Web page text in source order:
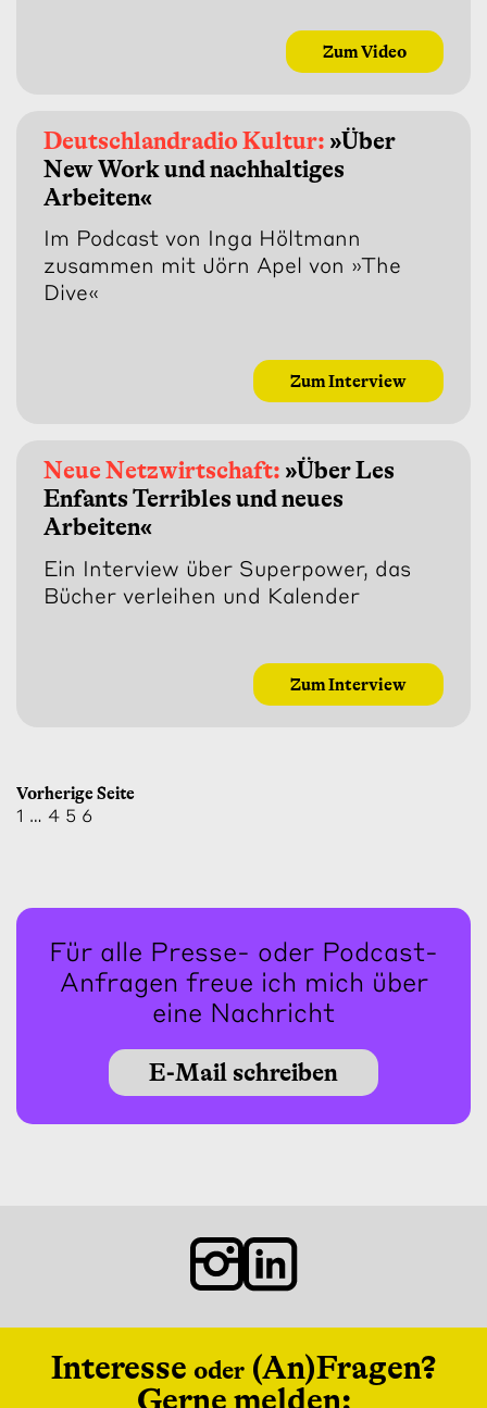
Zum Video
Deutschlandradio Kultur: »Über
New Work und nachhaltiges
Arbeiten«
Im Podcast von Inga Höltmann
zusammen mit Jörn Apel von »The
Dive«
Zum Interview
Neue Netzwirtschaft: »Über Les
Enfants Terribles und neues
Arbeiten«
Ein Interview über Superpower, das
Bücher verleihen und Kalender
Zum Interview
Vorherige Seite
1 … 4 5 6
Für alle Presse- oder Podcast-
Anfragen freue ich mich über
eine Nachricht
E-Mail schreiben
Interesse oder (An)Fragen?
Gerne melden: